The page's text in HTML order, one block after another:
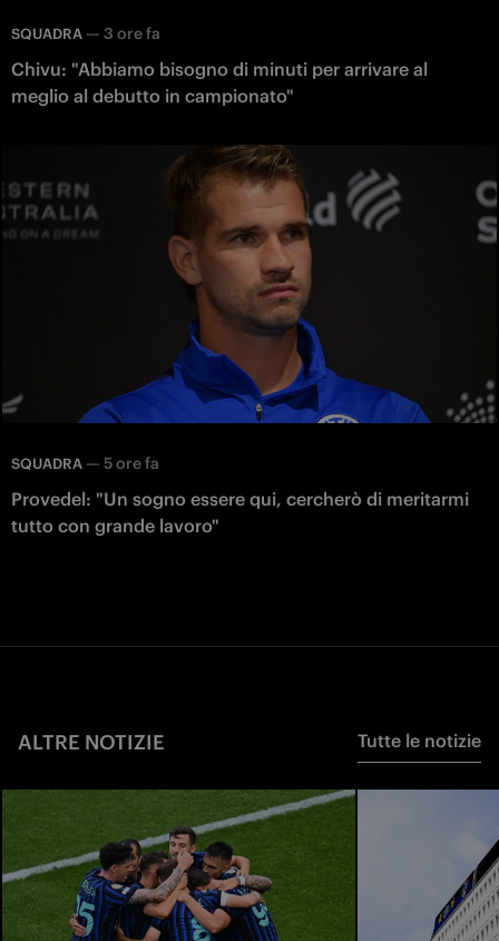
SQUADRA — 3 ore fa
Chivu: "Abbiamo bisogno di minuti per arrivare al
meglio al debutto in campionato"
SQUADRA — 5 ore fa
Provedel: "Un sogno essere qui, cercherò di meritarmi
tutto con grande lavoro"
ALTRE NOTIZIE Tutte le notizie